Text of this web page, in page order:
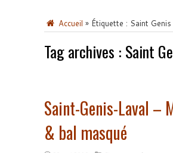
Accueil » Étiquette : Saint Genis
Tag archives : Saint
Saint-Genis-Laval –
& bal masqué